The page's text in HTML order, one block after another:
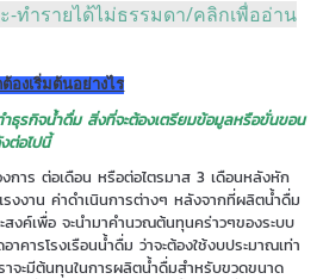
ทำรายได้ไม่ธรรมดา/คลิกเพื่ออ่าน
องเริ่มต้นอย่างไร
ำธุรกิจน้ำดื่ม สิ่งที่จะต้องเตรียมข้อมูลหรือขั่นขอน
ต่อไปนี้
การ ต่อเดือน หรือต่อไตรมาส 3 เดือนหลังหัก
งงาน ค่าดำเนินการต่างๆ หลังจากที่ผลิตน้ำดื่ม
งค์เพื่อ จะนำมาคำนวณต้นทุนคร่าวๆของระบบ
คารโรงเรือนน้ำดื่ม ว่าจะต้องใช้งบประมาณเท่า
าจะมีต้นทุนในการผลิตน้ำดื่มสำหรับขวดขนาด